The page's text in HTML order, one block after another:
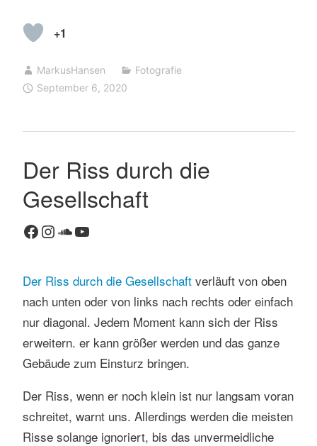
+1
MarkusHansen Fotografie
September 6, 2020
Der Riss durch die
Gesellschaft
Facebook
Instagram
SoundCloud
YouTube
Der Riss durch die Gesellschaftverläuft von oben
nach unten oder von links nach rechts oder einfach
nur diagonal. Jedem Moment kann sich der Riss
erweitern. er kann größer werden und das ganze
Gebäude zum Einsturz bringen.
Der Riss, wenn er noch klein ist nur langsam voran
schreitet, warnt uns. Allerdings werden die meisten
Risse solange ignoriert, bis das unvermeidliche
o
a
i
n
r
l